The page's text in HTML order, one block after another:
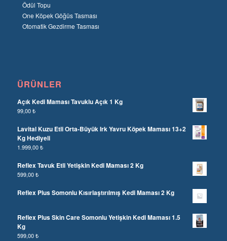
Ödül Topu
One Köpek Göğüs Tasması
Otomatik Gezdirme Tasması
ÜRÜNLER
Açık Kedi Maması Tavuklu Açık 1 Kg
99,00₺
Lavital Kuzu Etli Orta-Büyük Irk Yavru Köpek Maması 13+2
Kg Hediyeli
1.999,00₺
Reflex Tavuk Etli Yetişkin Kedi Maması 2 Kg
599,00₺
Reflex Plus Somonlu Kısırlaştırılmış Kedi Maması 2 Kg
Reflex Plus Skin Care Somonlu Yetişkin Kedi Maması 1.5
Kg
599,00₺